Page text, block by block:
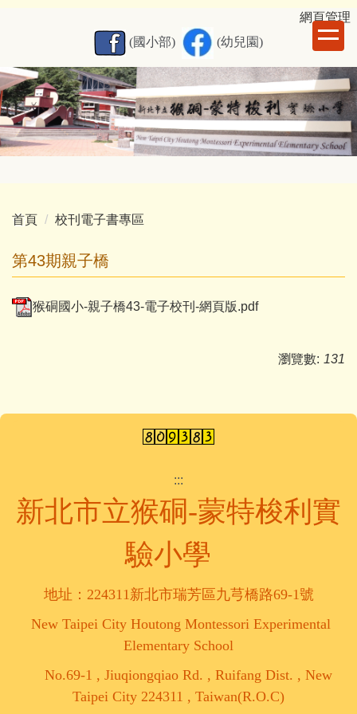
要
內
容
區
網頁管理
(國小部)
(幼兒園)
首頁 校刊電子書專區
第43期親子橋
猴硐國小-親子橋43-電子校刊-網頁版.pdf
瀏覽數: 131
:::
新北市立猴硐-蒙特梭利實
驗小學
地址：224311新北市瑞芳區九芎橋路69-1號
New Taipei City Houtong Montessori Experimental
Elementary School
No.69-1 , Jiuqiongqiao Rd. , Ruifang Dist. , New
Taipei City 224311 , Taiwan(R.O.C)